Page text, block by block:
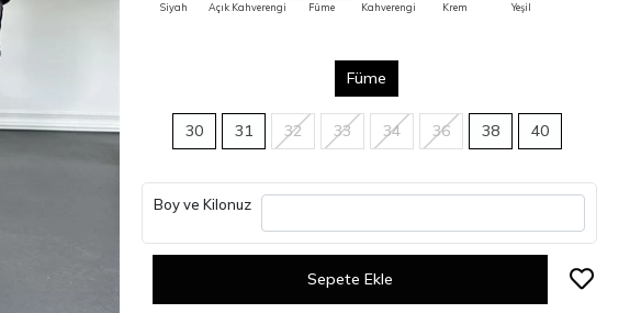
Siyah Açık Kahverengi Füme Kahverengi Krem Yeşil
Füme
30 31 32 33 34 36 38 40
Boy ve Kilonuz
Sepete Ekle